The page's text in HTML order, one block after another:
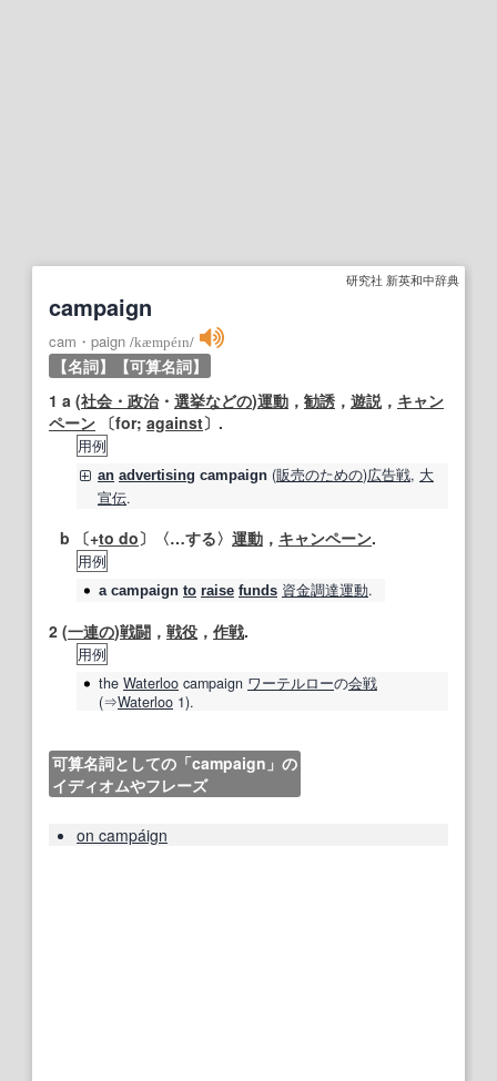
研究社 新英和中辞典
campaign
cam・paign /kæmpéɪn/
【名詞】
【可算名詞】
1 a (社会・政治・ 選挙などの)運動 ， 勧誘 ， 遊説， キャン
ペーン 〔for; against〕.
用例
an advertising campaign (販売のための)広告戦, 大
宣伝.
b 〔+to do〕〈…する〉 運動 ， キャンペーン.
用例
a campaign to raise funds 資金調達運動.
2 (一連の)戦闘 ， 戦役 ， 作戦.
用例
the Waterloo campaign ワーテルローの会戦
(⇒Waterloo 1).
可算名詞としての「campaign」の
イディオムやフレーズ
on campáign